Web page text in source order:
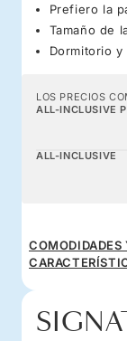
Prefiero la
Tamaño de
Dormitorio
LOS PRECIOS
ALL-INCLUSIVE
ALL-INCLUSIVE
COMODIDADES